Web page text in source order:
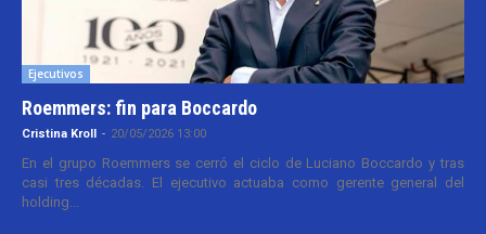
Ejecutivos
Roemmers: fin para Boccardo
Cristina Kroll - 20/05/2026 13:00
En el grupo Roemmers se cerró el ciclo de Luciano Boccardo y tras
casi tres décadas. El ejecutivo actuaba como gerente general del
holding...